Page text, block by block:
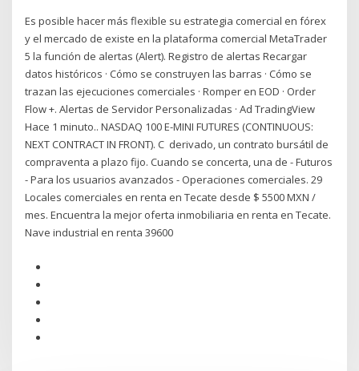
Es posible hacer más flexible su estrategia comercial en fórex
y el mercado de existe en la plataforma comercial MetaTrader
5 la función de alertas (Alert). Registro de alertas Recargar
datos históricos · Cómo se construyen las barras · Cómo se
trazan las ejecuciones comerciales · Romper en EOD · Order
Flow +. Alertas de Servidor Personalizadas · Ad TradingView
Hace 1 minuto.. NASDAQ 100 E-MINI FUTURES (CONTINUOUS:
NEXT CONTRACT IN FRONT). C derivado, un contrato bursátil de
compraventa a plazo fijo. Cuando se concerta, una de - Futuros
- Para los usuarios avanzados - Operaciones comerciales. 29
Locales comerciales en renta en Tecate desde $ 5500 MXN /
mes. Encuentra la mejor oferta inmobiliaria en renta en Tecate.
Nave industrial en renta 39600